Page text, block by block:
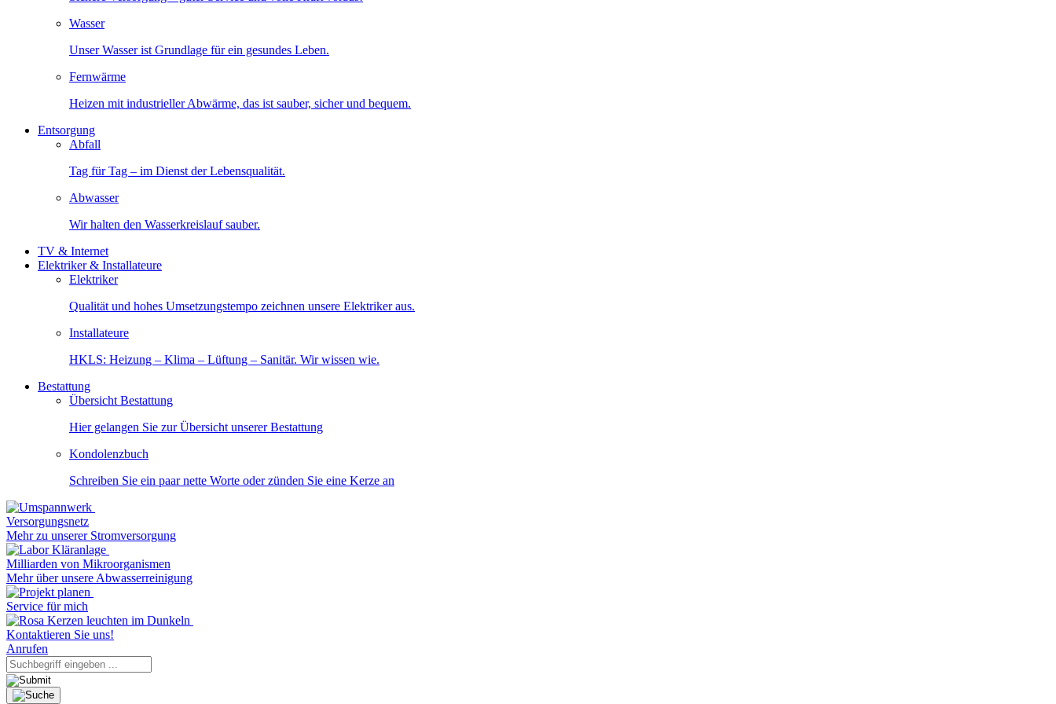
Wasser
Unser Wasser ist Grundlage für ein gesundes Leben.
Fernwärme
Heizen mit industrieller Abwärme, das ist sauber, sicher und bequem.
Entsorgung
Abfall
Tag für Tag – im Dienst der Lebensqualität.
Abwasser
Wir halten den Wasserkreislauf sauber.
TV & Internet
Elektriker & Installateure
Elektriker
Qualität und hohes Umsetzungstempo zeichnen unsere Elektriker aus.
Installateure
HKLS: Heizung – Klima – Lüftung – Sanitär. Wir wissen wie.
Bestattung
Übersicht Bestattung
Hier gelangen Sie zur Übersicht unserer Bestattung
Kondolenzbuch
Schreiben Sie ein paar nette Worte oder zünden Sie eine Kerze an
Versorgungsnetz
Mehr zu unserer Stromversorgung
Milliarden von Mikroorganismen
Mehr über unsere Abwasserreinigung
Service für mich
Kontaktieren Sie uns!
Anrufen